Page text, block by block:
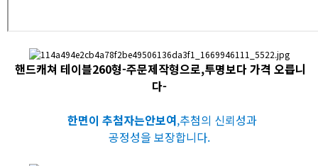
핸드캐쳐 테이블260형-주문제작형으로,투명보다 가격 오릅니
다-
한면이 추첨자는안보여,추첨의 신뢰성과
공정성을 보장합니다.